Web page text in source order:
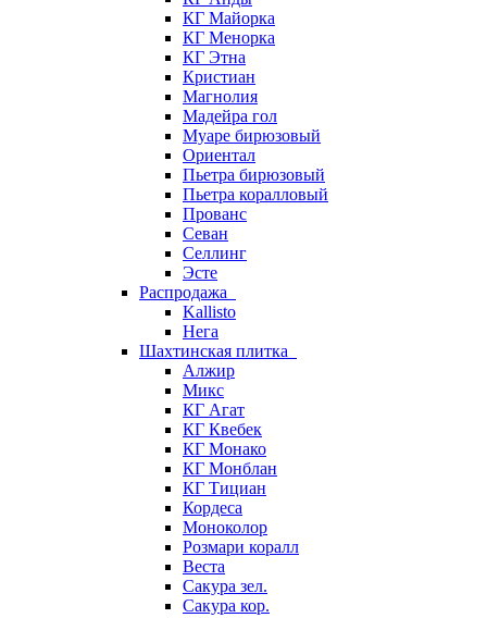
КГ Майорка
КГ Менорка
КГ Этна
Кристиан
Магнолия
Мадейра гол
Муаре бирюзовый
Ориентал
Пьетра бирюзовый
Пьетра коралловый
Прованс
Севан
Селлинг
Эсте
Распродажа
Kallisto
Нега
Шахтинская плитка
Алжир
Микс
КГ Агат
КГ Квебек
КГ Монако
КГ Монблан
КГ Тициан
Кордеса
Моноколор
Розмари коралл
Веста
Сакура зел.
Сакура кор.